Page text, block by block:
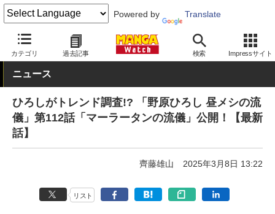
Powered by Translate
カテゴリ 過去記事 検索 Impressサイト
MANGA Watch 青年 野原ひろし 昼メシの流儀
ニュース
ひろしがトレンド調査!? 「野原ひろし 昼メシの流
儀」第112話「マーラータンの流儀」公開！【最新
話】
齊藤雄山 2025年3月8日 13:22
リスト